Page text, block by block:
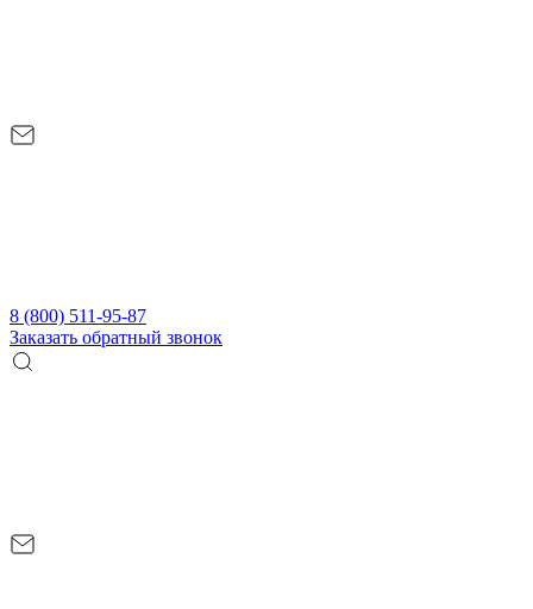
8 (800) 511-95-87
Заказать обратный звонок